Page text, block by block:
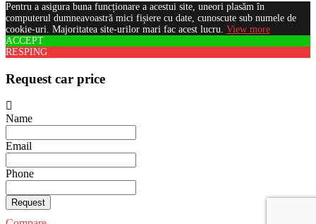
Pentru a asigura buna funcționare a acestui site, uneori plasăm în
computerul dumneavoastră mici fișiere cu date, cunoscute sub numele de
cookie-uri. Majoritatea site-urilor mari fac acest lucru. View more
ACCEPT
RESPING
Request car price
Name
Email
Phone
Request